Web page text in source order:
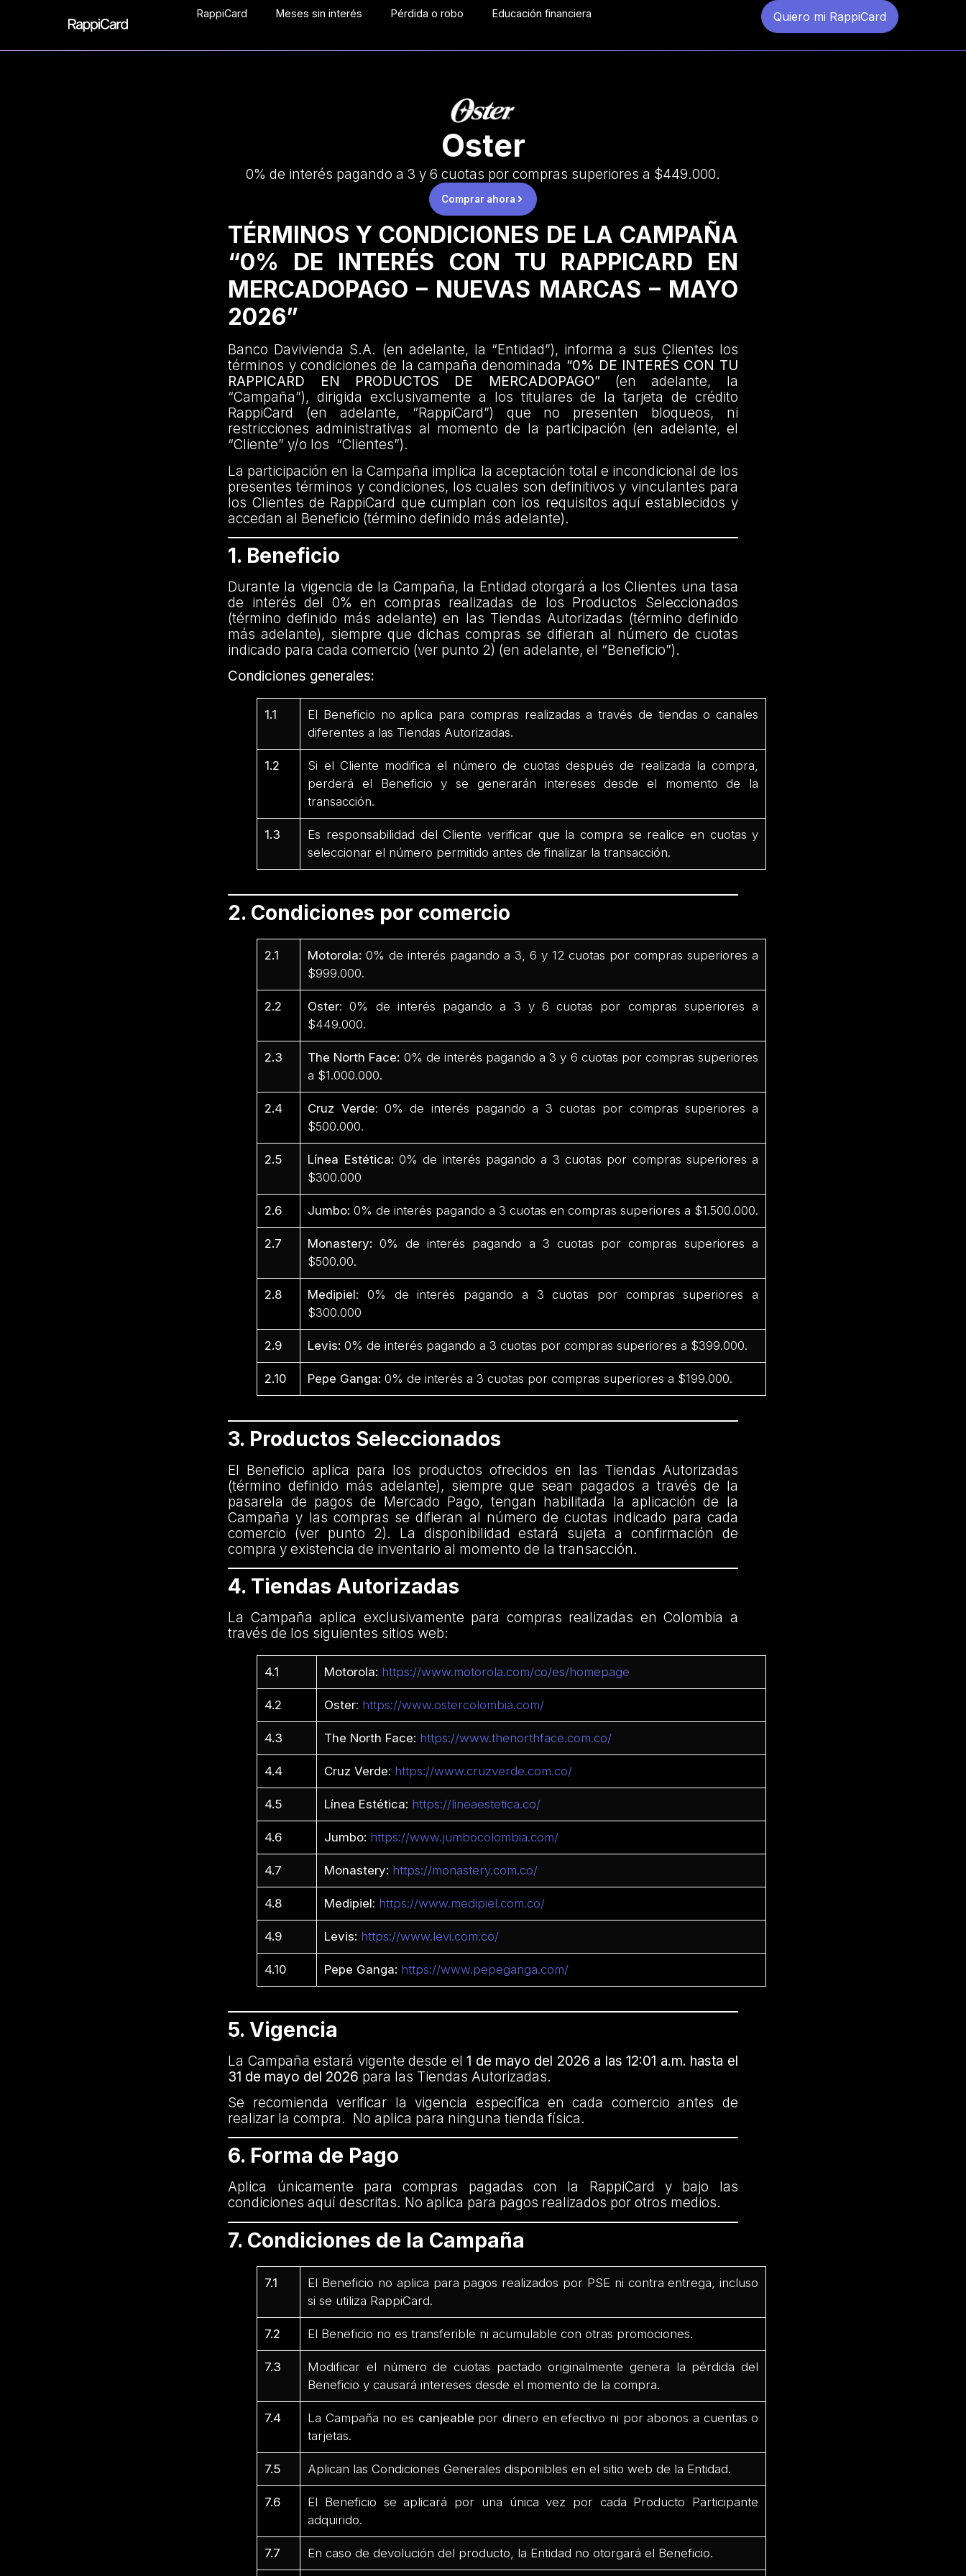
RappiCard Meses sin interés Pérdida o robo Educación financiera Quiero mi RappiCard
Oster
0% de interés pagando a 3 y 6 cuotas por compras superiores a $449.000.
Comprar ahora
TÉRMINOS Y CONDICIONES DE LA CAMPAÑA
“0% DE INTERÉS CON TU RAPPICARD EN
MERCADOPAGO – NUEVAS MARCAS – MAYO
2026”
Banco Davivienda S.A. (en adelante, la “Entidad”), informa a sus Clientes los
términos y condiciones de la campaña denominada “0% DE INTERÉS CON TU
RAPPICARD EN PRODUCTOS DE MERCADOPAGO”(en adelante, la
“Campaña”), dirigida exclusivamente a los titulares de la tarjeta de crédito
RappiCard (en adelante, “RappiCard”) que no presenten bloqueos, ni
restricciones administrativas al momento de la participación (en adelante, el
“Cliente” y/o los “Clientes”).
La participación en la Campaña implica la aceptación total e incondicional de los
presentes términos y condiciones, los cuales son definitivos y vinculantes para
los Clientes de RappiCard que cumplan con los requisitos aquí establecidos y
accedan al Beneficio (término definido más adelante).
1. Beneficio
Durante la vigencia de la Campaña, la Entidad otorgará a los Clientes una tasa
de interés del 0% en compras realizadas de los Productos Seleccionados
(término definido más adelante) en las Tiendas Autorizadas (término definido
más adelante), siempre que dichas compras se difieran al número de cuotas
indicado para cada comercio (ver punto 2) (en adelante, el “Beneficio”).
Condiciones generales:
1.1
El Beneficio no aplica para compras realizadas a través de tiendas o canales
diferentes a las Tiendas Autorizadas.
1.2
Si el Cliente modifica el número de cuotas después de realizada la compra,
perderá el Beneficio y se generarán intereses desde el momento de la
transacción.
1.3
Es responsabilidad del Cliente verificar que la compra se realice en cuotas y
seleccionar el número permitido antes de finalizar la transacción.
2. Condiciones por comercio
2.1 Motorola:0% de interés pagando a 3, 6 y 12 cuotas por compras superiores a
$999.000.
2.2 Oster: 0% de interés pagando a 3 y 6 cuotas por compras superiores a
$449.000.
2.3 The North Face: 0% de interés pagando a 3 y 6 cuotas por compras superiores
a $1.000.000.
2.4 Cruz Verde: 0% de interés pagando a 3 cuotas por compras superiores a
$500.000.
2.5 Línea Estética: 0% de interés pagando a 3 cuotas por compras superiores a
$300.000
2.6 Jumbo: 0% de interés pagando a 3 cuotas en compras superiores a $1.500.000.
2.7 Monastery: 0% de interés pagando a 3 cuotas por compras superiores a
$500.00.
2.8 Medipiel: 0% de interés pagando a 3 cuotas por compras superiores a
$300.000
2.9 Levis:0% de interés pagando a 3 cuotas por compras superiores a $399.000.
2.10 Pepe Ganga: 0% de interés a 3 cuotas por compras superiores a $199.000.
3. Productos Seleccionados
El Beneficio aplica para los productos ofrecidos en las Tiendas Autorizadas
(término definido más adelante), siempre que sean pagados a través de la
pasarela de pagos de Mercado Pago, tengan habilitada la aplicación de la
Campaña y las compras se difieran al número de cuotas indicado para cada
comercio (ver punto 2). La disponibilidad estará sujeta a confirmación de
compra y existencia de inventario al momento de la transacción.
4. Tiendas Autorizadas
La Campaña aplica exclusivamente para compras realizadas en Colombia a
través de los siguientes sitios web:
4.1 Motorola: https://www.motorola.com/co/es/homepage
4.2 Oster: https://www.ostercolombia.com/
4.3 The North Face: https://www.thenorthface.com.co/
4.4 Cruz Verde: https://www.cruzverde.com.co/
4.5 Línea Estética: https://lineaestetica.co/
4.6 Jumbo: https://www.jumbocolombia.com/
4.7 Monastery: https://monastery.com.co/
4.8 Medipiel: https://www.medipiel.com.co/
4.9 Levis: https://www.levi.com.co/
4.10 Pepe Ganga: https://www.pepeganga.com/
5. Vigencia
La Campaña estará vigente desde el 1 de mayo del 2026 a las 12:01 a.m. hasta el
31 de mayo del 2026 para las Tiendas Autorizadas.
Se recomienda verificar la vigencia específica en cada comercio antes de
realizar la compra. No aplica para ninguna tienda física.
6. Forma de Pago
Aplica únicamente para compras pagadas con la RappiCard y bajo las
condiciones aquí descritas. No aplica para pagos realizados por otros medios.
7. Condiciones de la Campaña
7.1
El Beneficio no aplica para pagos realizados por PSE ni contra entrega, incluso
si se utiliza RappiCard.
7.2 El Beneficio no es transferible ni acumulable con otras promociones.
7.3
Modificar el número de cuotas pactado originalmente genera la pérdida del
Beneficio y causará intereses desde el momento de la compra.
7.4 La Campaña no es canjeable por dinero en efectivo ni por abonos a cuentas o
tarjetas.
7.5 Aplican las Condiciones Generales disponibles en el sitio web de la Entidad.
7.6
El Beneficio se aplicará por una única vez por cada Producto Participante
adquirido.
7.7 En caso de devolución del producto, la Entidad no otorgará el Beneficio.